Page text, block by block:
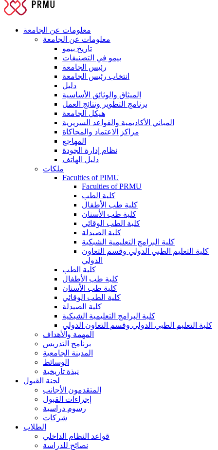
معلومات عن الجامعة
معلومات عن الجامعة
تاريخ بيمو
بيمو في التصنيفات
رئيس الجامعة
انتخاب رئيس الجامعة
دليل
الميثاق والوثائق الأساسية
برنامج التطوير ونتائج العمل
هيكل الجامعة
المباني الأكاديمية والقواعد السريرية
مراكز الاعتماد والمحاكاة
المهاجع
نظام إدارة الجودة
دليل الهاتف
ملكات
Faculties of PIMU
Faculties of PRMU
كلية الطب
كلية طب الأطفال
كلية طب الأسنان
كلية الطب الوقائي
كلية الصيدلة
كلية البرامج التعليمية الشبكية
كلية التعليم الطبي الدولي وقسم التعاون
الدولي
كلية الطب
كلية طب الأطفال
كلية طب الأسنان
كلية الطب الوقائي
كلية الصيدلة
كلية البرامج التعليمية الشبكية
كلية التعليم الطبي الدولي وقسم التعاون الدولي
المهمة والأهداف
برنامج التدريس
المدينة الجامعية
الوسائط
نبذة تاريخية
لجنة القبول
المتقدمون الأجانب
إجراءات القبول
رسوم دراسية
شركات
الطلاب
قواعد النظام الداخلي
نصائح للدراسة